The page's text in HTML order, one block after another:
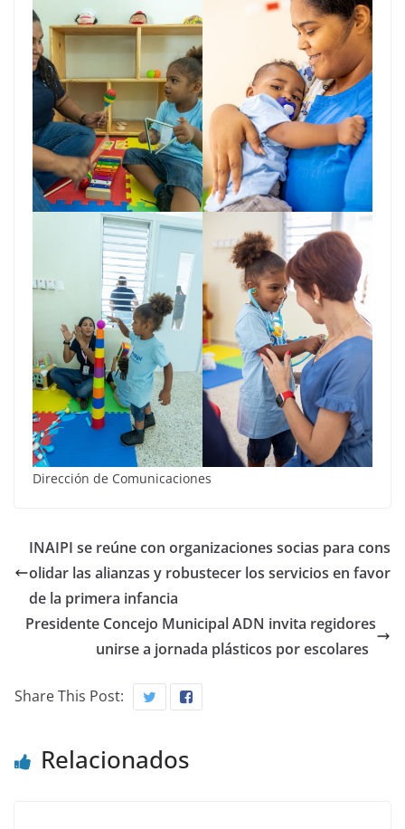
Dirección de Comunicaciones
INAIPI se reúne con organizaciones socias para cons
olidar las alianzas y robustecer los servicios en favor
de la primera infancia
Presidente Concejo Municipal ADN invita regidores
unirse a jornada plásticos por escolares
Share This Post:
Relacionados